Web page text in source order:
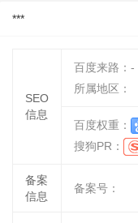
***
SEO
信息
百度来路： -
所属地区：
百度权重：
搜狗PR：
备案
信息
备案号：